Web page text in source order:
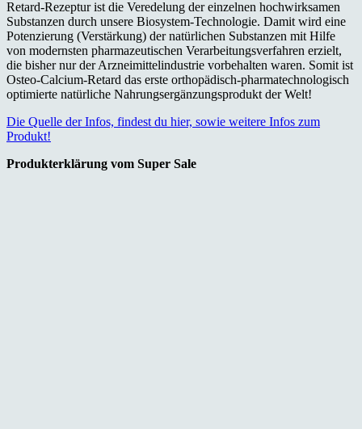
Retard-Rezeptur ist die Veredelung der einzelnen hochwirksamen
Substanzen durch unsere Biosystem-Technologie. Damit wird eine
Potenzierung (Verstärkung) der natürlichen Substanzen mit Hilfe
von modernsten pharmazeutischen Verarbeitungsverfahren erzielt,
die bisher nur der Arzneimittelindustrie vorbehalten waren. Somit ist
Osteo-Calcium-Retard das erste orthopädisch-pharmatechnologisch
optimierte natürliche Nahrungsergänzungsprodukt der Welt!
Die Quelle der Infos, findest du hier, sowie weitere Infos zum
Produkt!
Produkterklärung vom Super Sale